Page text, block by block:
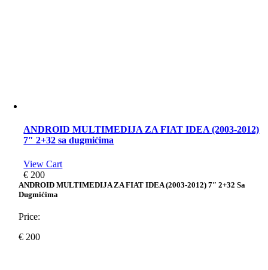
ANDROID MULTIMEDIJA ZA FIAT IDEA (2003-2012)
7″ 2+32 sa dugmićima
View Cart
€ 200
ANDROID MULTIMEDIJA ZA FIAT IDEA (2003-2012) 7″ 2+32 Sa
Dugmićima
Price:
€ 200